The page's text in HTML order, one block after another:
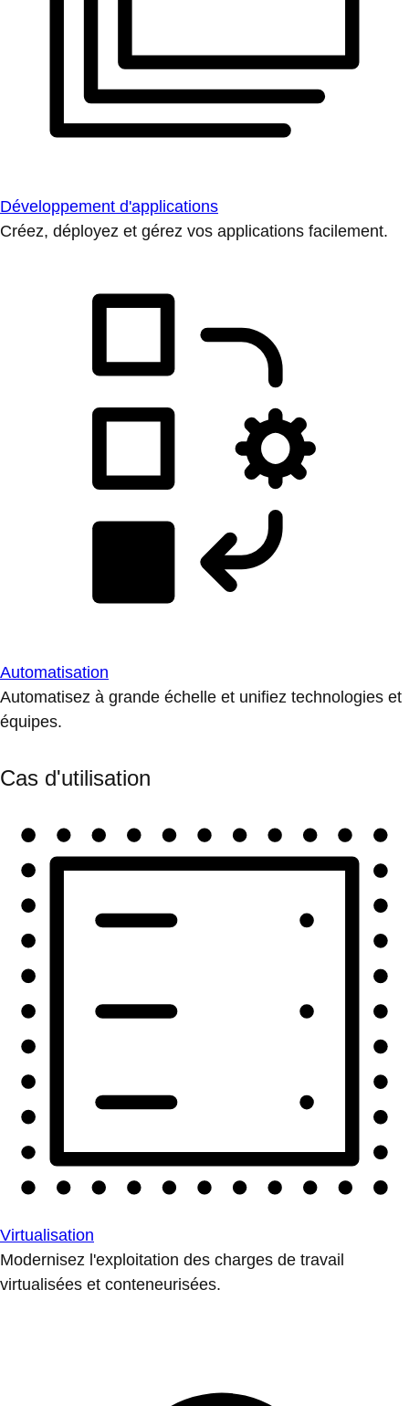
Développement d'applications
Créez, déployez et gérez vos applications facilement.
Automatisation
Automatisez à grande échelle et unifiez technologies et
équipes.
Cas d'utilisation
Virtualisation
Modernisez l'exploitation des charges de travail
virtualisées et conteneurisées.